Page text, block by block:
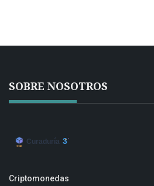
SOBRE NOSOTROS
Criptomonedas